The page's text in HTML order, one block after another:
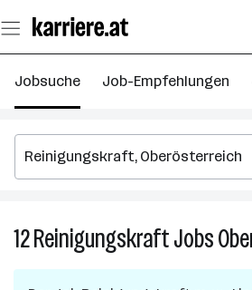
Seiteninhalt
springen
Jobsuche Job-Empfehlungen
12ReinigungskraftJobs